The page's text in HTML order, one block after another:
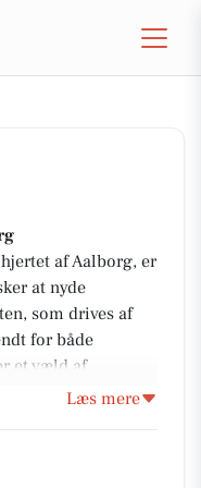
af Aalborg, er
at nyde
som drives af
for både
et væld af
sørger for at
dem i byen
Læs mere